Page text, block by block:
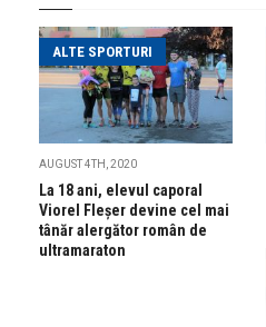
ALTE SPORTURI
AUGUST 4TH, 2020
La 18 ani, elevul caporal
Viorel Fleșer devine cel mai
tânăr alergător român de
ultramaraton